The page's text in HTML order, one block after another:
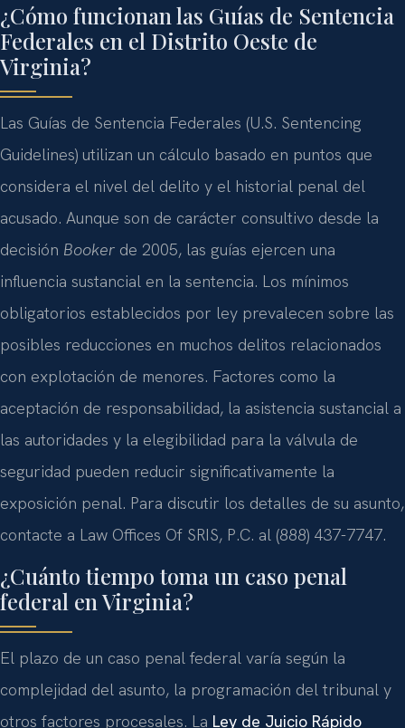
¿Cómo funcionan las Guías de Sentencia
Federales en el Distrito Oeste de
Virginia?
Las Guías de Sentencia Federales (U.S. Sentencing
Guidelines) utilizan un cálculo basado en puntos que
considera el nivel del delito y el historial penal del
acusado. Aunque son de carácter consultivo desde la
decisión Booker de 2005, las guías ejercen una
influencia sustancial en la sentencia. Los mínimos
obligatorios establecidos por ley prevalecen sobre las
posibles reducciones en muchos delitos relacionados
con explotación de menores. Factores como la
aceptación de responsabilidad, la asistencia sustancial a
las autoridades y la elegibilidad para la válvula de
seguridad pueden reducir significativamente la
exposición penal. Para discutir los detalles de su asunto,
contacte a Law Offices Of SRIS, P.C. al (888) 437-7747.
¿Cuánto tiempo toma un caso penal
federal en Virginia?
El plazo de un caso penal federal varía según la
complejidad del asunto, la programación del tribunal y
otros factores procesales. La Ley de Juicio Rápido